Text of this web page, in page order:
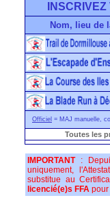
Nom, lieu de
Officiel = MAJ manuelle,
Toutes les
IMPORTANT:
uniquement,
substitue au
licencié(e)s FFA pour